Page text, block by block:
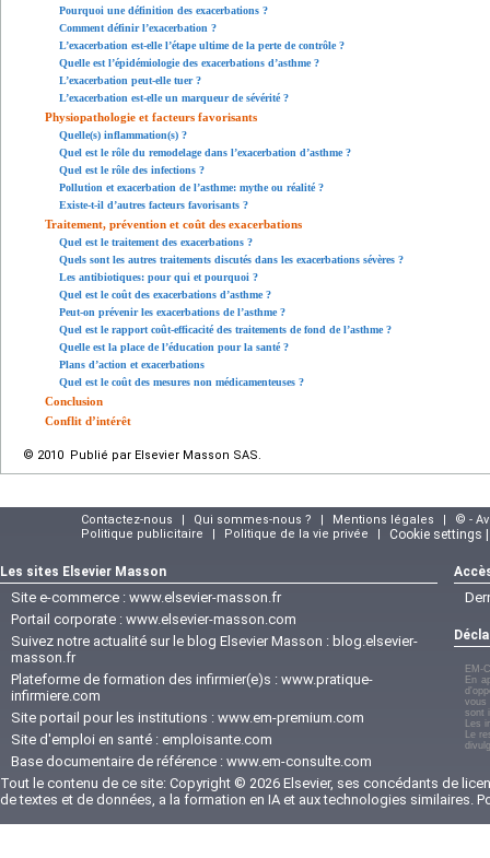
Pourquoi une définition des exacerbations ?
Comment définir l’exacerbation ?
L’exacerbation est-elle l’étape ultime de la perte de contrôle ?
Quelle est l’épidémiologie des exacerbations d’asthme ?
L’exacerbation peut-elle tuer ?
L’exacerbation est-elle un marqueur de sévérité ?
Physiopathologie et facteurs favorisants
Quelle(s) inflammation(s) ?
Quel est le rôle du remodelage dans l’exacerbation d’asthme ?
Quel est le rôle des infections ?
Pollution et exacerbation de l’asthme: mythe ou réalité ?
Existe-t-il d’autres facteurs favorisants ?
Traitement, prévention et coût des exacerbations
Quel est le traitement des exacerbations ?
Quels sont les autres traitements discutés dans les exacerbations sévères ?
Les antibiotiques: pour qui et pourquoi ?
Quel est le coût des exacerbations d’asthme ?
Peut-on prévenir les exacerbations de l’asthme ?
Quel est le rapport coût-efficacité des traitements de fond de l’asthme ?
Quelle est la place de l’éducation pour la santé ?
Plans d’action et exacerbations
Quel est le coût des mesures non médicamenteuses ?
Conclusion
Conflit d’intérêt
© 2010 Publié par Elsevier Masson SAS.
Contactez-nous | Qui sommes-nous ? | Mentions légales |
© -
Politique publicitaire
| Politique de la vie privée | Cookie settings
Les sites Elsevier Masson
Site e-commerce : www.elsevier-masson.fr
Portail corporate : www.elsevier-masson.com
Suivez notre actualité sur le blog Elsevier Masson : blog.elsevier-
masson.fr
Plateforme de formation des infirmier(e)s : www.pratique-
infirmiere.com
Site portail pour les institutions : www.em-premium.com
Site d'emploi en santé : emploisante.com
Base documentaire de référence : www.em-consulte.com
EM-
En
vous
sont
Les
Le
Tout le contenu de ce site: Copyright © 2026 Elsevier, ses concédants de
de textes et de données, a la formation en IA et aux technologies similaires.